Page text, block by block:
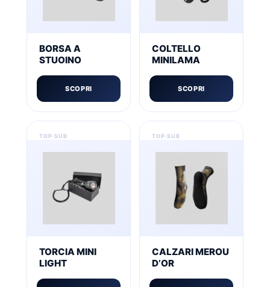
BORSA A
STUOINO
SCOPRI
COLTELLO
MINILAMA
SCOPRI
TORCIA MINI
LIGHT
CALZARI MEROU
D’OR